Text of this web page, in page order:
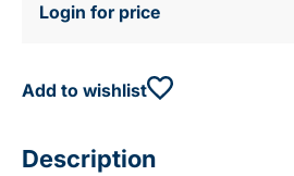
Login for price
Add to wishlist
Description